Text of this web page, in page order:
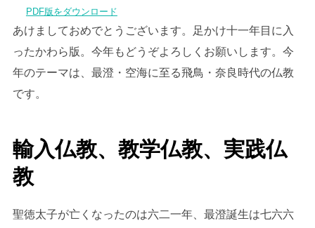
PDF版をダウンロード
あけましておめでとうございます。足かけ十一年目に入
ったかわら版。今年もどうぞよろしくお願いします。今
年のテーマは、最澄・空海に至る飛鳥・奈良時代の仏教
です。
輸入仏教、教学仏教、実践仏
教
聖徳太子が亡くなったのは六二一年、最澄誕生は七六六